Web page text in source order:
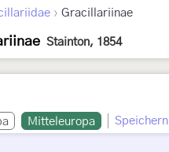
› Gracillariinae
Stainton, 1854
Mitteleuropa Speichern